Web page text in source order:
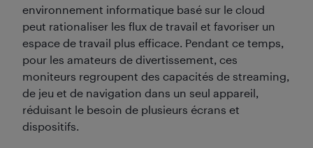
environnement informatique basé sur le cloud
peut rationaliser les flux de travail et favoriser un
espace de travail plus efficace. Pendant ce temps,
pour les amateurs de divertissement, ces
moniteurs regroupent des capacités de streaming,
de jeu et de navigation dans un seul appareil,
réduisant le besoin de plusieurs écrans et
dispositifs.